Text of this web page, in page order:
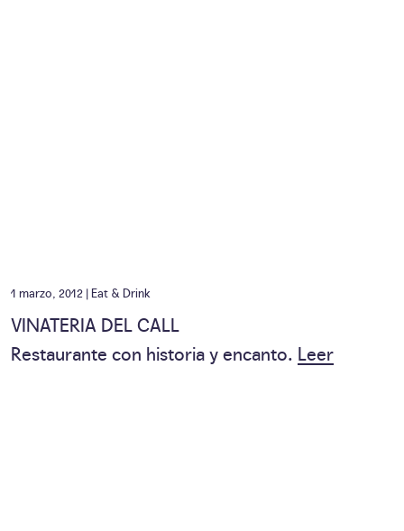
1 marzo, 2012 | Eat & Drink
VINATERIA DEL CALL
Restaurante con historia y encanto. Leer